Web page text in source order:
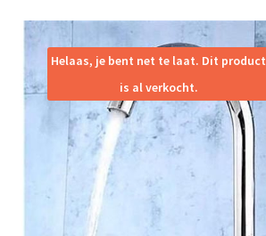
Electra
Werk
Retourboxen
Helaas, je bent net te laat. Dit product
is al verkocht.